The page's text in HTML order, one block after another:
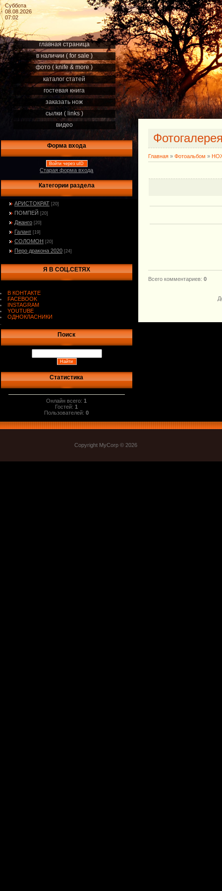
Суббота
08.08.2026
07:02
главная страница
в наличии ( for sale )
фото ( knife & more )
каталог статей
гостевая книга
заказать нож
сылки ( links )
видео
Форма входа
Войти через uID
Старая форма входа
Категории раздела
АРИСТОКРАТ [20]
ПОМПЕЙ [20]
Джанго [20]
Галант [19]
СОЛОМОН [20]
Перо дракона 2020 [24]
Я В СОЦ.СЕТЯХ
В КОНТАКТЕ
FACEBOOK
INSTAGRAM
YOUTUBE
ОДНОКЛАСНИКИ
Поиск
Статистика
Онлайн всего:1
Гостей:1
Пользователей:0
Главная » Фотоальбом »
Всего комментариев: 0
Copyright MyCorp © 2026